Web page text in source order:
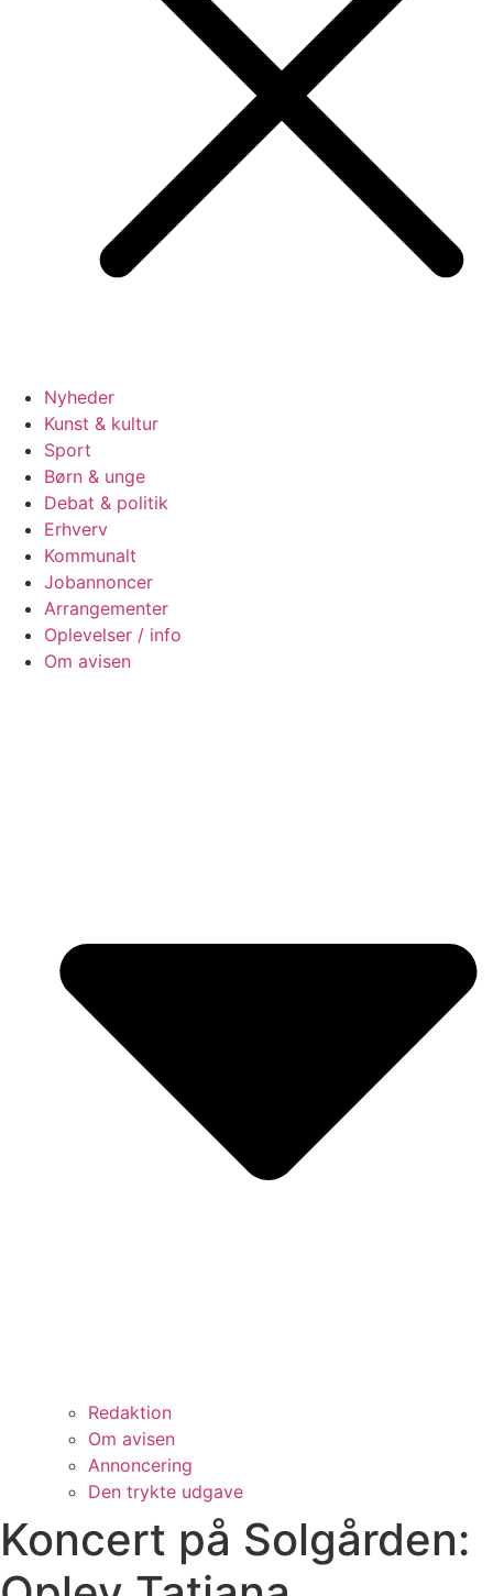
Nyheder
Kunst & kultur
Sport
Børn & unge
Debat & politik
Erhverv
Kommunalt
Jobannoncer
Arrangementer
Oplevelser / info
Om avisen
Redaktion
Om avisen
Annoncering
Den trykte udgave
Koncert på Solgården: